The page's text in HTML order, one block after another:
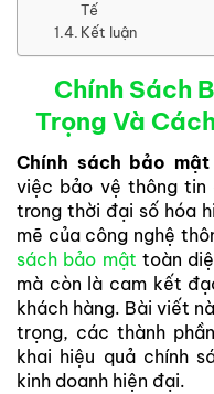
Tế
Kết luận
Chính Sách
Trọng Và
Chính sách bảo mật
việc bảo vệ thông tin
trong thời đại số hóa
mẽ của công nghệ
sách bảo mật toàn
mà còn là cam kết
khách hàng. Bài viết
trọng, các thành
khai hiệu quả chính
kinh doanh hiện đại.